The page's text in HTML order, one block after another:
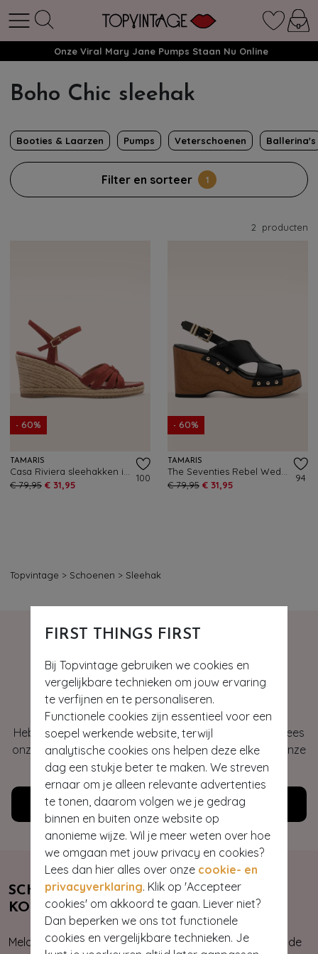
FIRST THINGS FIRST
Bij Topvintage gebruiken we cookies en
vergelijkbare technieken om jouw ervaring
te verfijnen en te personaliseren.
Functionele cookies zijn essentieel voor een
soepel werkende website, terwijl
analytische cookies ons helpen deze elke
dag een stukje beter te maken. We streven
ernaar om je alleen relevante advertenties
te tonen, daarom volgen we je gedrag
binnen en buiten onze website op
anonieme wijze. Wil je meer weten over hoe
we omgaan met jouw privacy en cookies?
Lees dan hier alles over onze cookie- en
privacyverklaring. Klik op 'Accepteer
cookies' om akkoord te gaan. Liever niet?
Dan beperken we ons tot functionele
cookies en vergelijkbare technieken. Je
Onze Viral Mary Jane Pumps Staan Nu Online
Boho Chic sleehak
Booties & Laarzen Pumps Veterschoenen Ballerina's
Filter en sorteer 1
2 producten
- 60%
TAMARIS
€ 79,95 € 31,95
100
- 60%
TAMARIS
€ 79,95 € 31,95
94
Topvintage > Schoenen > Sleehak
Hey gorgeous
Heb je vragen of heb je hulp nodig bij je bestelling? Lees
onze veelgestelde vragen of neem contact op met onze
klantenservice. Wij helpen je graag!
Klantenservice
SCHRIJF JE NU IN & ONTVANG 10%
KORTING
Meld je aan voor onze nieuwsbrief. Zo ben je altijd op de